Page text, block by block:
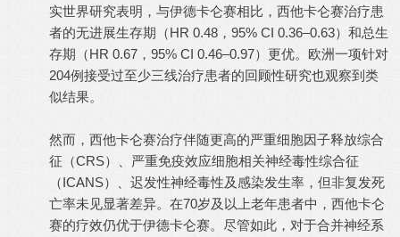
实世界研究表明，与伊德卡仑赛相比，西他卡仑赛治疗患
者的无进展生存期（HR 0.48，95% CI 0.36–0.63）和总生
存期（HR 0.67，95% CI 0.46–0.97）更优。欧洲一项针对
204例接受过至少三线治疗患者的回顾性研究也观察到类
似结果。
然而，西他卡仑赛治疗伴随更高的严重细胞因子释放综合
征（CRS）、严重免疫效应细胞相关神经毒性综合征
（ICANS）、迟发性神经毒性及感染发生率，但非复发死
亡率未见显著差异。在70岁及以上老年患者中，西他卡仑
赛的疗效仍优于伊德卡仑赛。尽管如此，对于合并神经系